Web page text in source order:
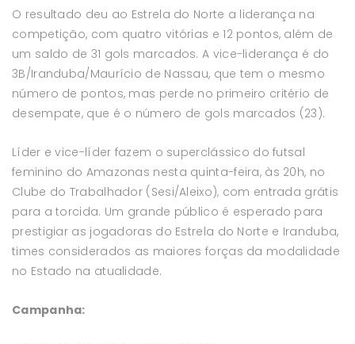
O resultado deu ao Estrela do Norte a liderança na
competição, com quatro vitórias e 12 pontos, além de
um saldo de 31 gols marcados. A vice-liderança é do
3B/Iranduba/Maurício de Nassau, que tem o mesmo
número de pontos, mas perde no primeiro critério de
desempate, que é o número de gols marcados (23).
Líder e vice-líder fazem o superclássico do futsal
feminino do Amazonas nesta quinta-feira, às 20h, no
Clube do Trabalhador (Sesi/Aleixo), com entrada grátis
para a torcida. Um grande público é esperado para
prestigiar as jogadoras do Estrela do Norte e Iranduba,
times considerados as maiores forças da modalidade
no Estado na atualidade.
Campanha: